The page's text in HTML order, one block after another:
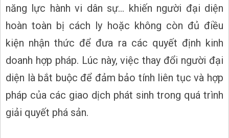
năng lực hành vi dân sự... khiến người đại diện
hoàn toàn bị cách ly hoặc không còn đủ điều
kiện nhận thức để đưa ra các quyết định kinh
doanh hợp pháp. Lúc này, việc thay đổi người đại
diện là bắt buộc để đảm bảo tính liên tục và hợp
pháp của các giao dịch phát sinh trong quá trình
giải quyết phá sản.